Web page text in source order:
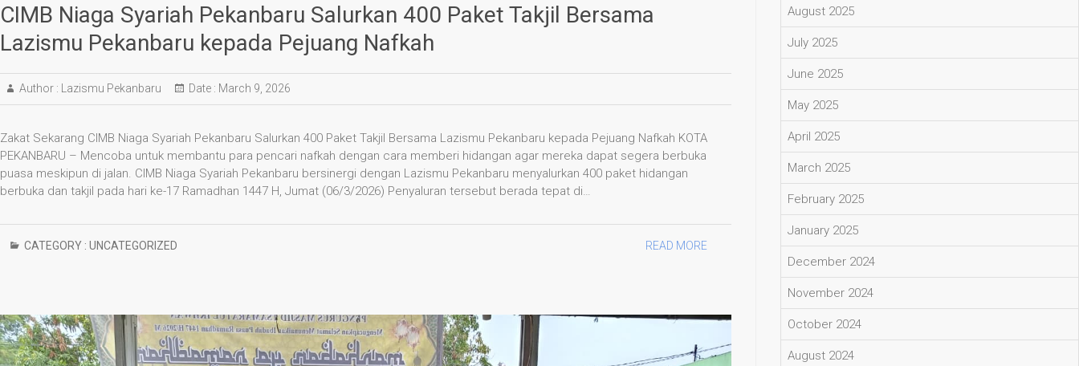
CIMB Niaga Syariah Pekanbaru Salurkan 400 Paket Takjil Bersama
Lazismu Pekanbaru kepada Pejuang Nafkah
Author : Lazismu Pekanbaru Date : March 9, 2026
Zakat Sekarang CIMB Niaga Syariah Pekanbaru Salurkan 400 Paket Takjil Bersama Lazismu Pekanbaru kepada Pejuang Nafkah KOTA
PEKANBARU – Mencoba untuk membantu para pencari nafkah dengan cara memberi hidangan agar mereka dapat segera berbuka
puasa meskipun di jalan. CIMB Niaga Syariah Pekanbaru bersinergi dengan Lazismu Pekanbaru menyalurkan 400 paket hidangan
berbuka dan takjil pada hari ke-17 Ramadhan 1447 H, Jumat (06/3/2026) Penyaluran tersebut berada tepat di…
CATEGORY : UNCATEGORIZED READ MORE
August 2025
July 2025
June 2025
May 2025
April 2025
March 2025
February 2025
January 2025
December 2024
November 2024
October 2024
August 2024